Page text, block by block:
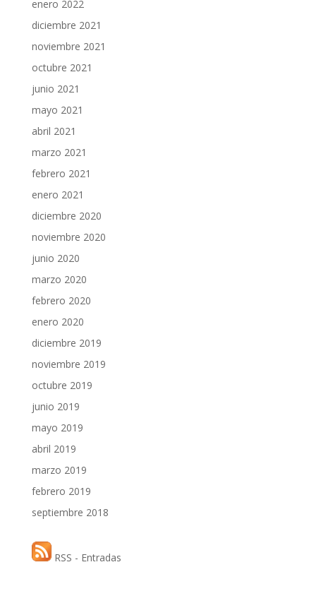
enero 2022
diciembre 2021
noviembre 2021
octubre 2021
junio 2021
mayo 2021
abril 2021
marzo 2021
febrero 2021
enero 2021
diciembre 2020
noviembre 2020
junio 2020
marzo 2020
febrero 2020
enero 2020
diciembre 2019
noviembre 2019
octubre 2019
junio 2019
mayo 2019
abril 2019
marzo 2019
febrero 2019
septiembre 2018
RSS - Entradas